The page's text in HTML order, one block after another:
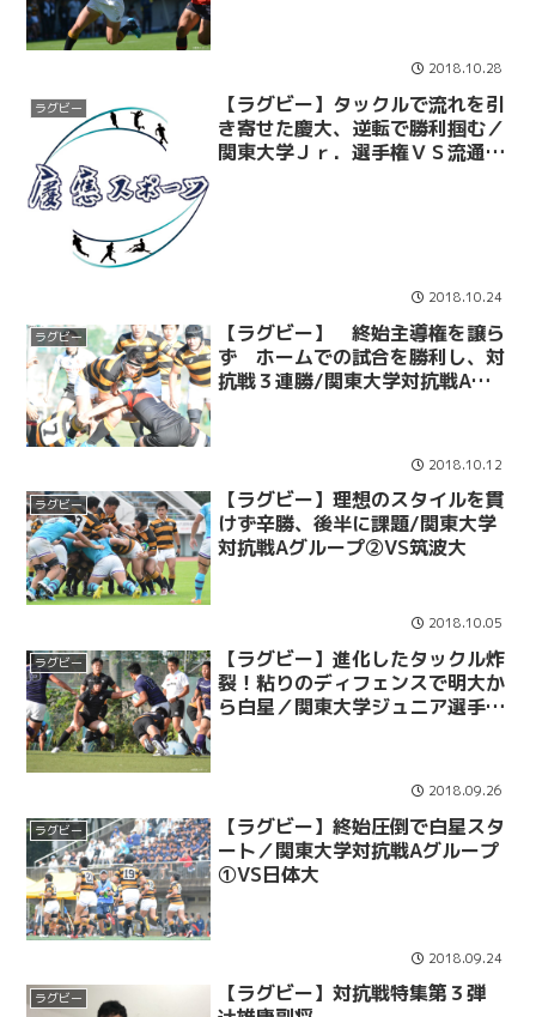
2018.10.28
ラグビー
【ラグビー】タックルで流れを引
き寄せた慶大、逆転で勝利掴む／
関東大学Ｊｒ．選手権ＶＳ流通経
2018.10.24
ラグビー
【ラグビー】 終始主導権を譲ら
ず ホームでの試合を勝利し、対
抗戦３連勝/関東大学対抗戦Aグ
2018.10.12
ラグビー
【ラグビー】理想のスタイルを貫
けず辛勝、後半に課題/関東大学
対抗戦Aグループ②VS筑波大
2018.10.05
ラグビー
【ラグビー】進化したタックル炸
裂！粘りのディフェンスで明大か
ら白星／関東大学ジュニア選手権
2018.09.26
ラグビー
【ラグビー】終始圧倒で白星スタ
ート／関東大学対抗戦Aグループ
①VS日体大
2018.09.24
ラグビー
【ラグビー】対抗戦特集第３弾